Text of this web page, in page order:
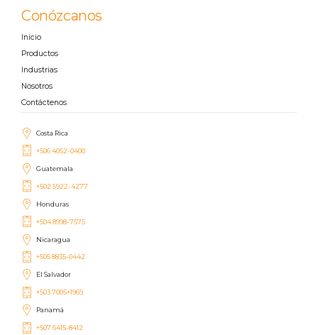
Conózcanos
Inicio
Productos
Industrias
Nosotros
Contáctenos
Costa Rica
+506 4052-0400
Guatemala
+502 5922-4277
Honduras
+504 8998-7575
Nicaragua
+505 8835-0442
El Salvador
+503 7005+1969
Panamá
+507 6415-8412